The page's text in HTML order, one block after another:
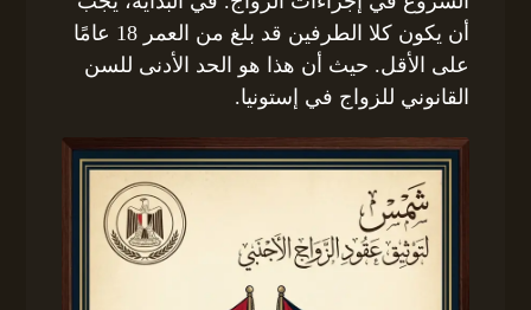
أن يكون كلا الطرفين قد بلغ من العمر 18 عامًا
على الأقل. حيث أن هذا هو الحد الأدنى للسن
القانوني للزواج في إستونيا.